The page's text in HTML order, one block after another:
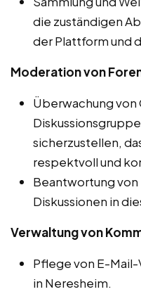
die zuständigen
der Plattform und
Moderation von
Überwachung von
sicherzustellen,
respektvoll und
Beantwortung von
Diskussionen in
Verwaltung von
Pflege von E-
in Neresheim.